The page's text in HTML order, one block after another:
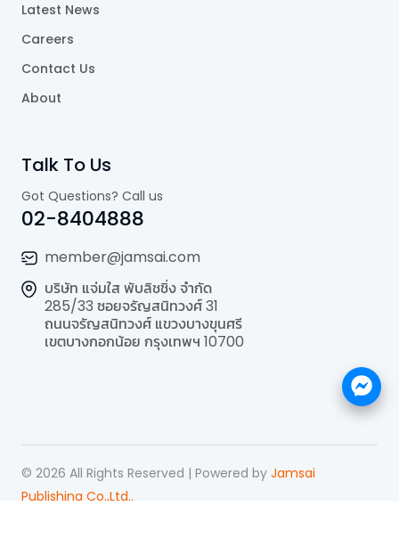
Latest News
Careers
Contact Us
About
Talk To Us
Got Questions? Call us
02-8404888
member@jamsai.com
บริษัท แจ่มใส พับลิชชิ่ง จำกัด
285/33 ซอยจรัญสนิทวงศ์ 31
ถนนจรัญสนิทวงศ์ แขวงบางขุนศรี
เขตบางกอกน้อย กรุงเทพฯ 10700
© 2026 All Rights Reserved | Powered by Jamsai
Publishing Co.,Ltd..